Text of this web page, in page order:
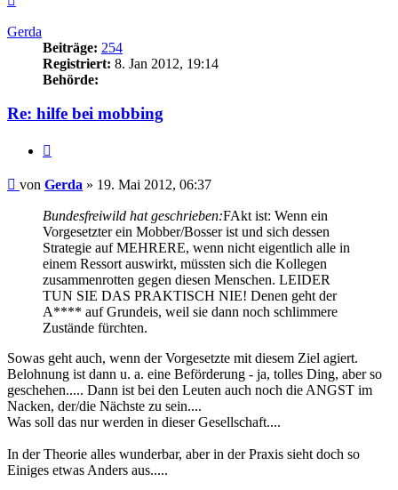
Gerda
Beiträge: 254
Registriert: 8. Jan 2012, 19:14
Behörde:
Re: hilfe bei mobbing
Beitrag
von Gerda » 19. Mai 2012, 06:37
Bundesfreiwild hat geschrieben:FAkt ist: Wenn ein
Vorgesetzter ein Mobber/Bosser ist und sich dessen
Strategie auf MEHRERE, wenn nicht eigentlich alle in
einem Ressort auswirkt, müssten sich die Kollegen
zusammenrotten gegen diesen Menschen. LEIDER
TUN SIE DAS PRAKTISCH NIE! Denen geht der
A**** auf Grundeis, weil sie dann noch schlimmere
Zustände fürchten.
Sowas geht auch, wenn der Vorgesetzte mit diesem Ziel agiert.
Belohnung ist dann u. a. eine Beförderung - ja, tolles Ding, aber so
geschehen..... Dann ist bei den Leuten auch noch die ANGST im
Nacken, der/die Nächste zu sein....
Was soll das nur werden in dieser Gesellschaft....
In der Theorie alles wunderbar, aber in der Praxis sieht doch so
Einiges etwas Anders aus.....